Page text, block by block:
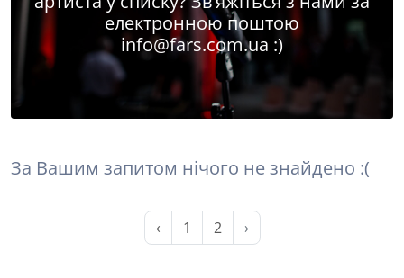
електронною поштою
info@fars.com.ua :)
За Вашим запитом нічого не знайдено :(
‹ 1 2 ›